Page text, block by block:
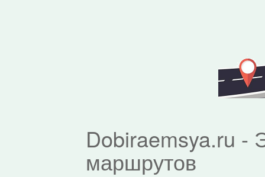
Dobiraemsya.ru -
маршрутов